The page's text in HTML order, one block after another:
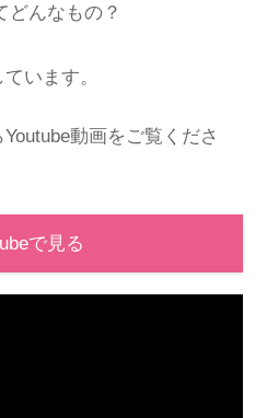
どんなもの？
います。
動画をご覧くださ
で見る